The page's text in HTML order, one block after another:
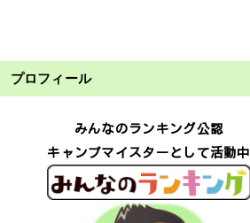
プロフィール
みんなのランキング公認
キャンプマイスターとして活動中